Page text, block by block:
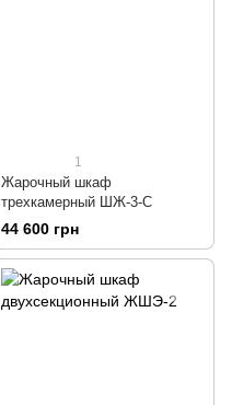
1
Жарочный шкаф
трехкамерный ШЖ-3-С
44 600 грн